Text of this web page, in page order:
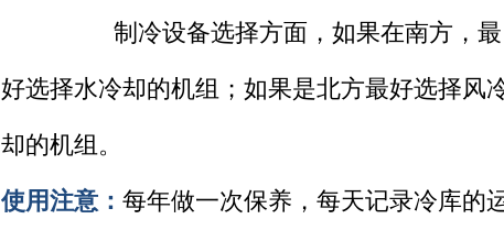
制冷设备选择方面，如果在南方，最
好选择水冷却的机组；如果是北方最好选择风
却的机组。
使用注意： 每年做一次保养，每天记录冷库的